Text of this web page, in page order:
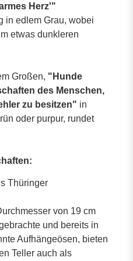
Herz'"
in edlem Grau, wobei
etwas dunkleren
Großen, "Hunde
des Menschen,
zu besitzen" in
oder purpur, rundet
Thüringer
von 19 cm
und bereits in
Aufhängeösen, bieten
Teller auch als